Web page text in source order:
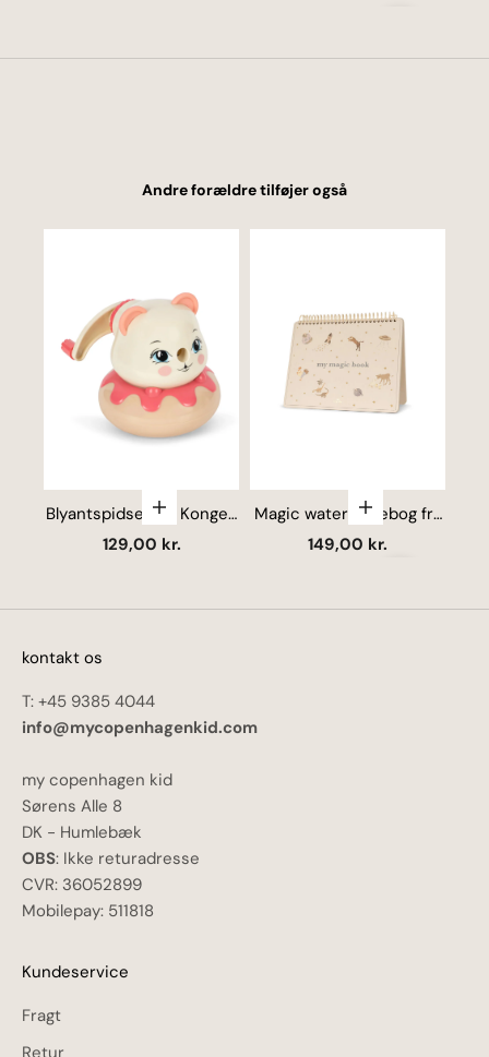
Andre forældre tilføjer også
Vælg muligheder
Blyantspidser fra Konges
Sløjd - Multi
Salgspris
129,00 kr.
Vælg
Magic water malebog fra
Konges Sløjd - Sleet
Salgspris
149,00 kr.
kontakt os
T: +45 9385 4044
info@mycopenhagenkid.com
my copenhagen kid
Sørens Alle 8
DK - Humlebæk
OBS: Ikke returadresse
CVR: 36052899
Mobilepay: 511818
Kundeservice
Fragt
Retur